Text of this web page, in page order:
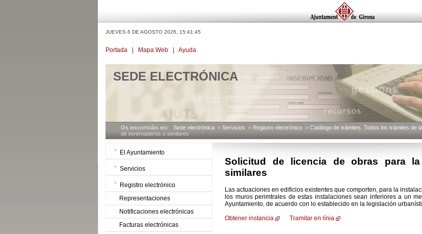
JUEVES 6 DE AGOSTO 2026, 15:41:45
Portada Mapa Web Ayuda
SEDE ELECTRÓNICA
Os encontráis en: Sede electrónica » Servicios » Registro electrónico » Catálogo de trámites. Todos los trámites de
de invernaderos o similares
El Ayuntamiento
Servicios
Registro electrónico
Representaciones
Notificaciones electrónicas
Facturas electrónicas
Solicitud de licencia de obras para
similares
Las actuaciones en edificios existentes que comporten, para la
los muros perimtrales de estas instalaciones sean inferiores a un
Ayuntamiento, de acuerdo con lo establecido en la legislación
Obtener instancia
Tramitar en línia